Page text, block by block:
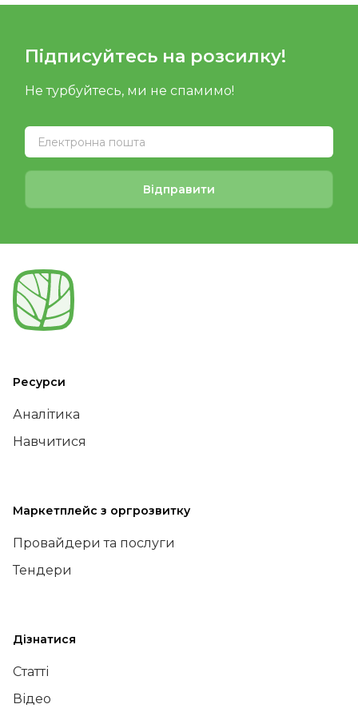
Підписуйтесь на розсилку!
Не турбуйтесь, ми не спамимо!
Відправити
Ресурси
Аналітика
Навчитися
Маркетплейс з оргрозвитку
Провайдери та послуги
Тендери
Дізнатися
Статті
Відео